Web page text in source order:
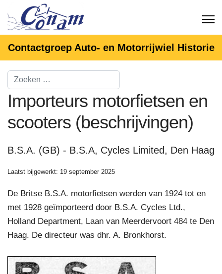
Contactgroep Auto- en Motorrijwiel Historie
Importeurs motorfietsen en
scooters (beschrijvingen)
B.S.A. (GB) - B.S.A, Cycles Limited, Den Haag
Laatst bijgewerkt: 19 september 2025
De Britse B.S.A. motorfietsen werden van 1924 tot en
met 1928 geïmporteerd door B.S.A. Cycles Ltd.,
Holland Department, Laan van Meerdervoort 484 te Den
Haag. De directeur was dhr. A. Bronkhorst.